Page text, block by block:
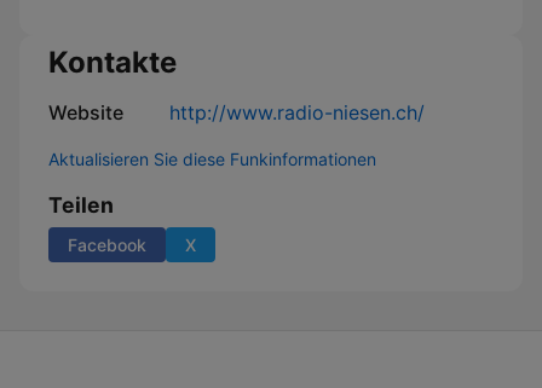
Kontakte
Website http://www.radio-niesen.ch/
Aktualisieren Sie diese Funkinformationen
Teilen
Facebook X